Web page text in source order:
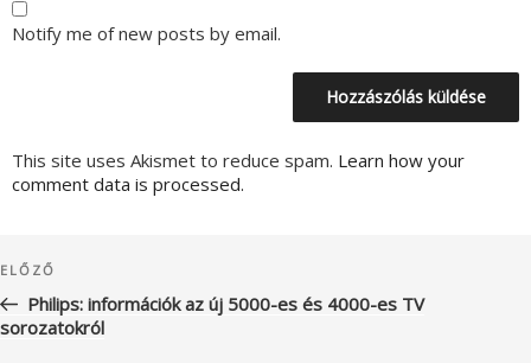
Notify me of new posts by email.
This site uses Akismet to reduce spam. Learn how your
comment data is processed.
navigáció
Korábbi
bejegyzés
ELŐZŐ
Philips: információk az új 5000-es és 4000-es TV
sorozatokról